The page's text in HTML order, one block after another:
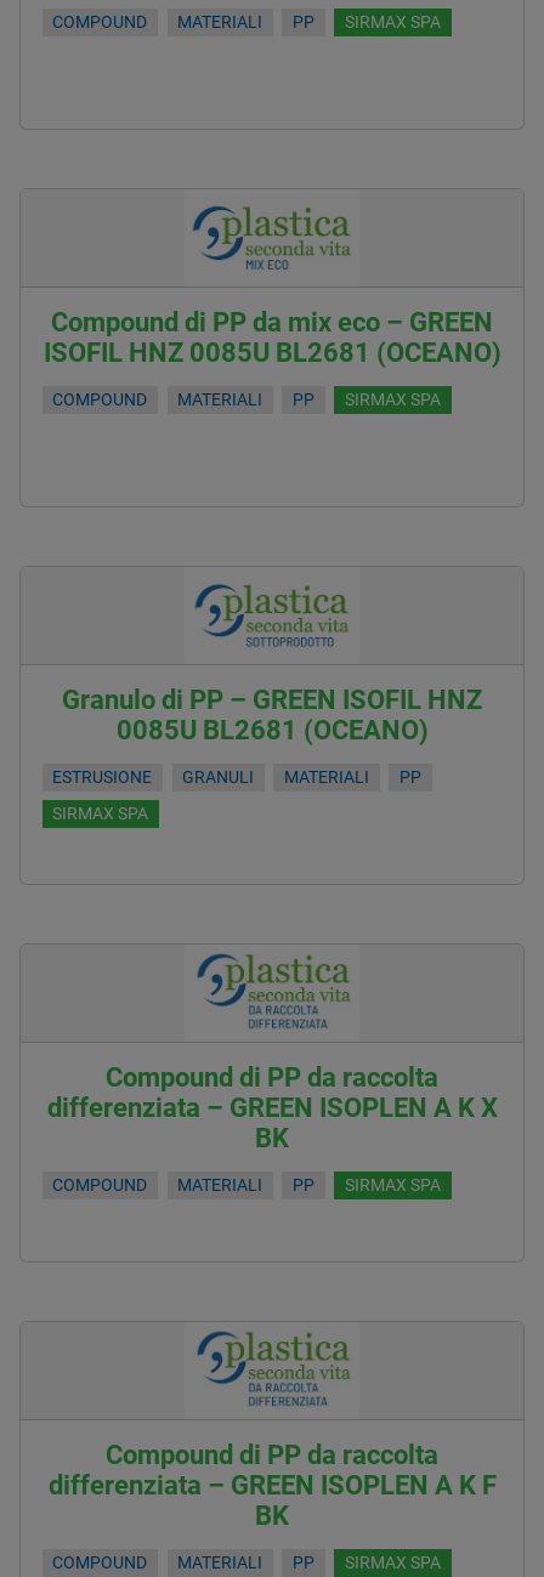
COMPOUND MATERIALI PP SIRMAX SPA
Compound di PP da mix eco – GREEN
ISOFIL HNZ 0085U BL2681 (OCEANO)
COMPOUND MATERIALI PP SIRMAX SPA
Granulo di PP – GREEN ISOFIL HNZ
0085U BL2681 (OCEANO)
ESTRUSIONE GRANULI MATERIALI
PP
SIRMAX SPA
Compound di PP da raccolta
differenziata – GREEN ISOPLEN A K X
BK
COMPOUND MATERIALI PP SIRMAX SPA
Compound di PP da raccolta
differenziata – GREEN ISOPLEN A K F
BK
COMPOUND MATERIALI PP SIRMAX SPA